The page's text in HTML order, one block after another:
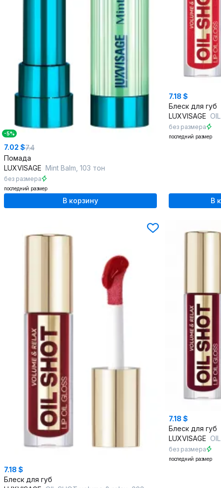
-5%
7.02 $7.4
Помада
LUXVISAGE Mint Balm, 103 тон
без размера
последний размер
В корзину
7.18 $
Блеск для губ
LUXVISAGE OIL
без размера
последний размер
В
7.18 $
Блеск для губ
7.18 $
Блеск для губ
LUXVISAGE OIL
без размера
последний размер